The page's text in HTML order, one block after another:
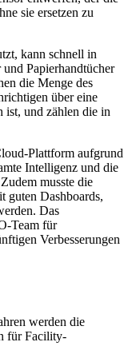
sie ersetzen zu
kann schnell in
Papierhandtücher
die Menge des
über eine
ist, und zählen die in
Plattform aufgrund
Intelligenz und die
musste die
guten Dashboards,
Das
Team für
Verbesserungen
werden die
für Facility-